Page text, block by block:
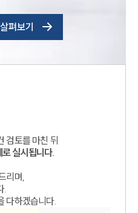
펴보기
검토를 마친 뒤
실시됩니다.
리며,
.
다하겠습니다.